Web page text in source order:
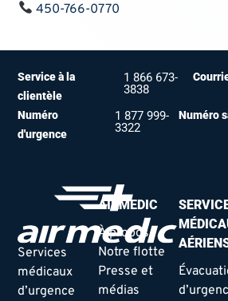
450-766-0770
Service à la
clientèle
1 866 673-
3838
Numéro
d'urgence
1 877 999-
3322
Numéro
Services
médicaux
d’urgence
AIRMEDIC
À propos
Notre flotte
Presse et
médias